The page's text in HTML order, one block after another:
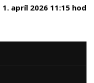
1. apríl 2026 11:15 hod